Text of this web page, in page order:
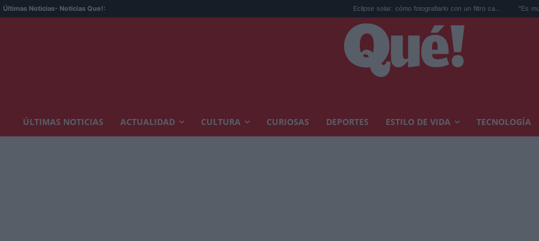
Últimas Noticias- Noticias Que!: Eclipse solar: cómo fotografiarlo con un filtro ca... "Es muy buena
ÚLTIMAS NOTICIAS ACTUALIDAD CULTURA CURIOSAS DEPORTES ESTILO DE VIDA TECNOLOGÍA